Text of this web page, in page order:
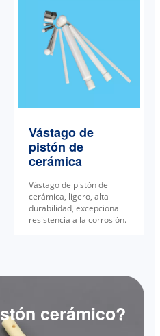
Vástago de
pistón de
cerámica
Vástago de pistón de
cerámica, ligero, alta
durabilidad, excepcional
resistencia a la corrosión.
cerámico?